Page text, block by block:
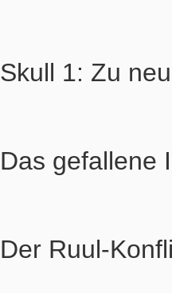
Skull 1: Zu
Das gefallene
Der Ruul-